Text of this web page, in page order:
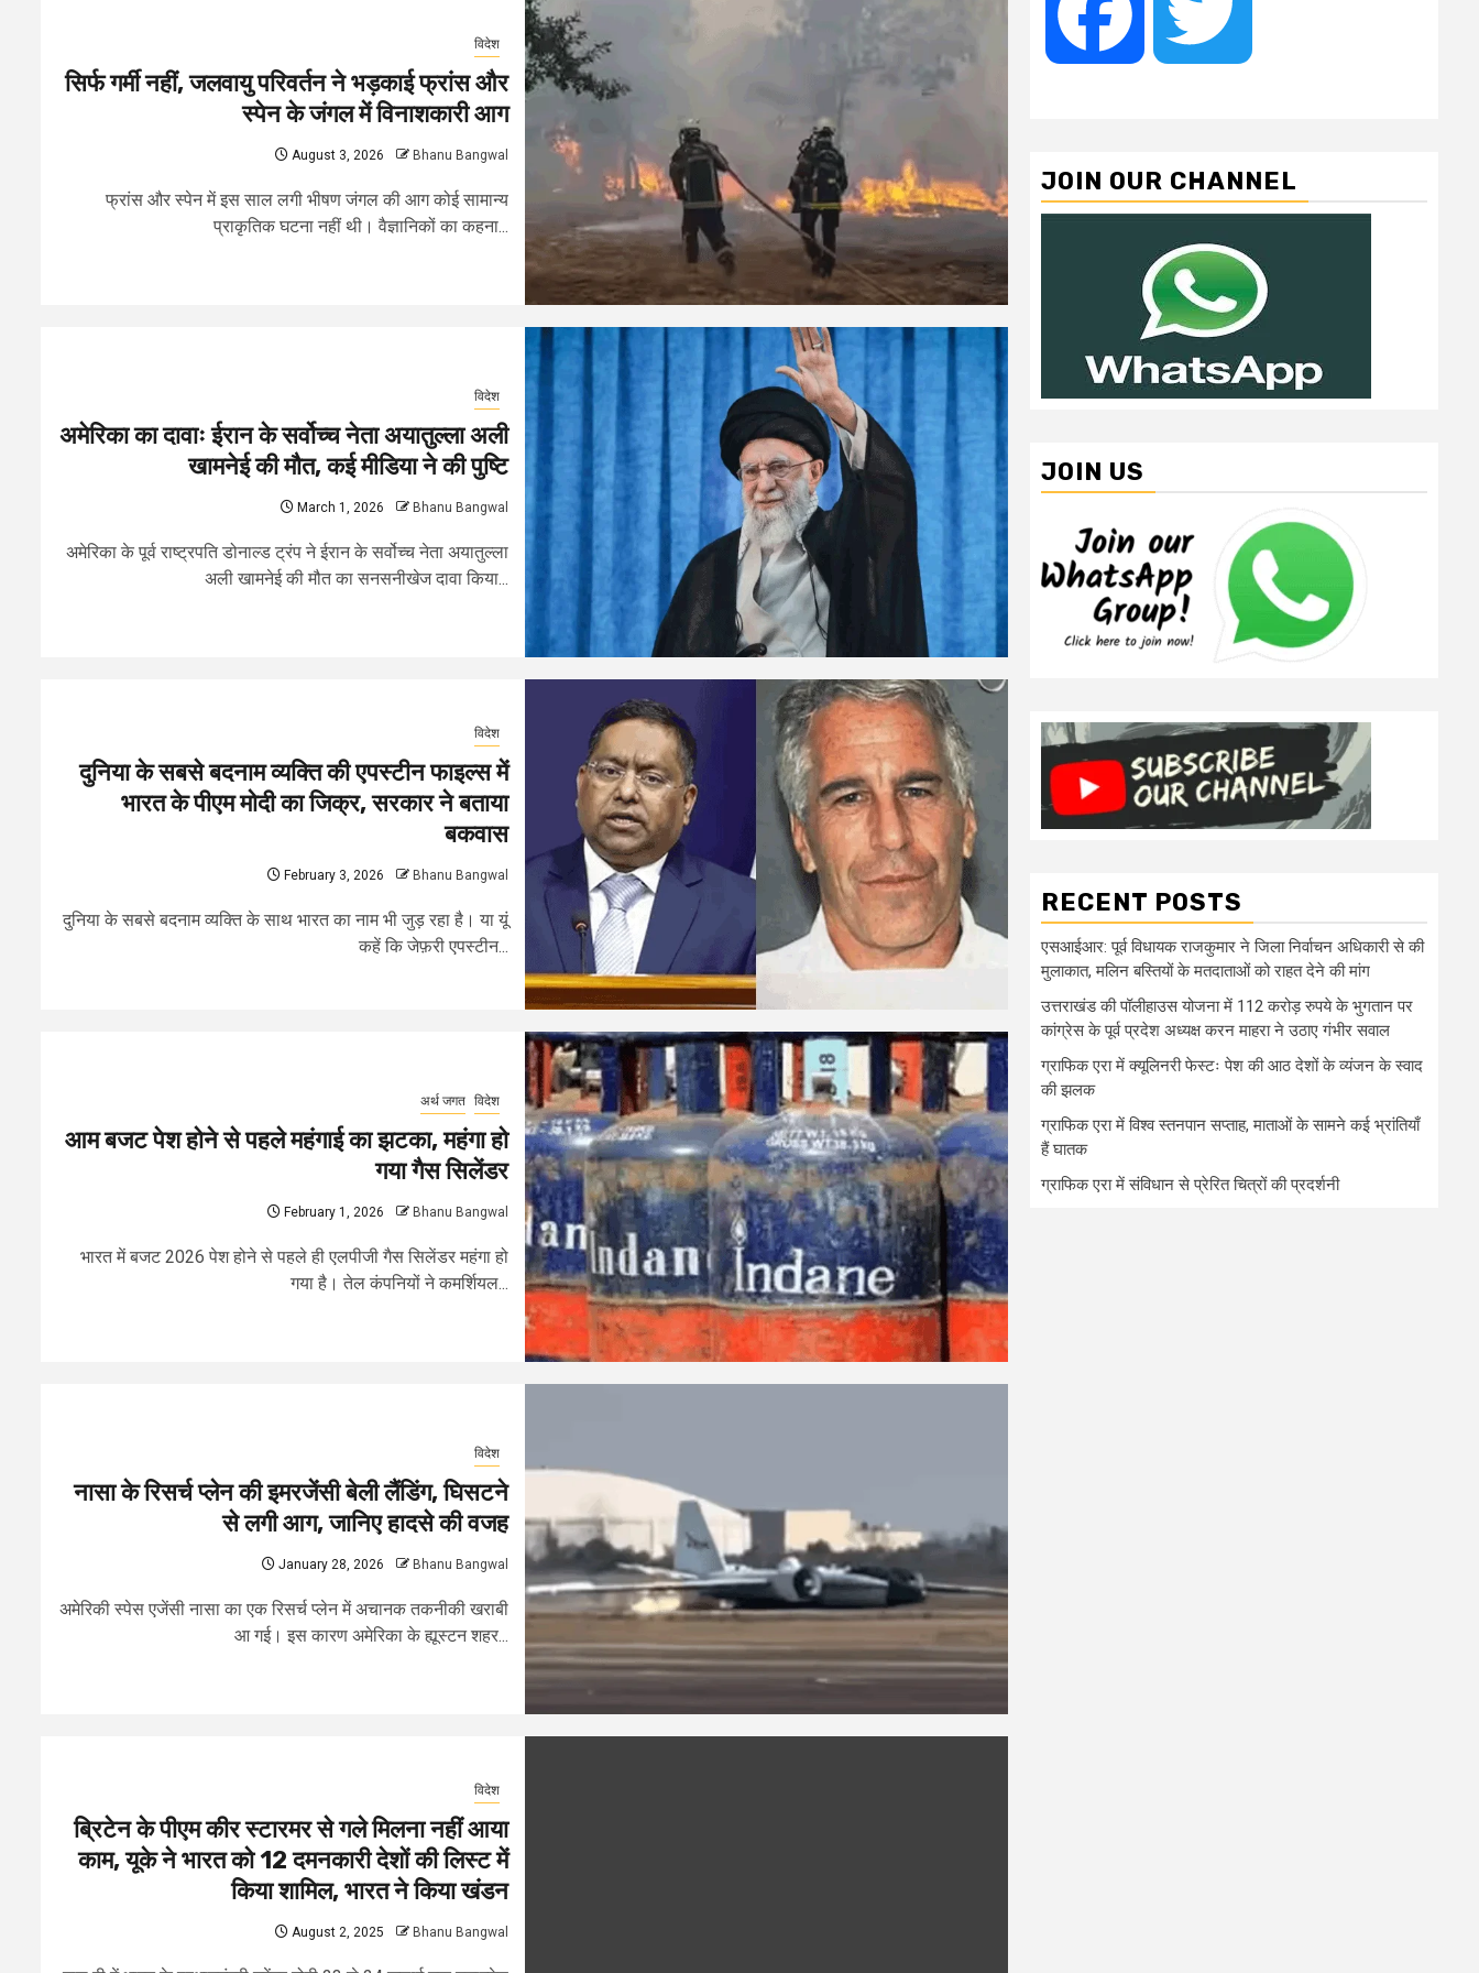
विदेश
सिर्फ गर्मी नहीं, जलवायु परिवर्तन ने भड़काई फ्रांस और
स्पेन के जंगल में विनाशकारी आग
August 3, 2026 Bhanu Bangwal
फ्रांस और स्पेन में इस साल लगी भीषण जंगल की आग कोई सामान्य
प्राकृतिक घटना नहीं थी। वैज्ञानिकों का कहना...
विदेश
अमेरिका का दावाः ईरान के सर्वोच्च नेता अयातुल्ला अली
खामनेई की मौत, कई मीडिया ने की पुष्टि
March 1, 2026 Bhanu Bangwal
अमेरिका के पूर्व राष्ट्रपति डोनाल्ड ट्रंप ने ईरान के सर्वोच्च नेता अयातुल्ला
अली खामनेई की मौत का सनसनीखेज दावा किया...
विदेश
दुनिया के सबसे बदनाम व्यक्ति की एपस्टीन फाइल्स में
भारत के पीएम मोदी का जिक्र, सरकार ने बताया
बकवास
February 3, 2026 Bhanu Bangwal
दुनिया के सबसे बदनाम व्यक्ति के साथ भारत का नाम भी जुड़ रहा है। या यूं
कहें कि जेफ़री एपस्टीन...
अर्थ जगत विदेश
आम बजट पेश होने से पहले महंगाई का झटका, महंगा हो
गया गैस सिलेंडर
February 1, 2026 Bhanu Bangwal
भारत में बजट 2026 पेश होने से पहले ही एलपीजी गैस सिलेंडर महंगा हो
गया है। तेल कंपनियों ने कमर्शियल...
विदेश
नासा के रिसर्च प्लेन की इमरजेंसी बेली लैंडिंग, घिसटने
से लगी आग, जानिए हादसे की वजह
January 28, 2026 Bhanu Bangwal
अमेरिकी स्पेस एजेंसी नासा का एक रिसर्च प्लेन में अचानक तकनीकी खराबी
आ गई। इस कारण अमेरिका के ह्यूस्टन शहर...
विदेश
ब्रिटेन के पीएम कीर स्टारमर से गले मिलना नहीं आया
काम, यूके ने भारत को 12 दमनकारी देशों की लिस्ट में
किया शामिल, भारत ने किया खंडन
August 2, 2025 Bhanu Bangwal
Facebook
JOIN OUR CHANNEL
JOIN US
RECENT POSTS
एसआईआर: पूर्व विधायक राजकुमार ने जिला निर्वाचन अधिकारी से की
मुलाकात, मलिन बस्तियों के मतदाताओं को राहत देने की मांग
उत्तराखंड की पॉलीहाउस योजना में 112 करोड़ रुपये के भुगतान पर
कांग्रेस के पूर्व प्रदेश अध्यक्ष करन माहरा ने उठाए गंभीर सवाल
ग्राफिक एरा में क्यूलिनरी फेस्टः पेश की आठ देशों के व्यंजन के स्वाद
की झलक
ग्राफिक एरा में विश्व स्तनपान सप्ताह, माताओं के सामने कई भ्रांतियाँ
हैं घातक
ग्राफिक एरा में संविधान से प्रेरित चित्रों की प्रदर्शनी